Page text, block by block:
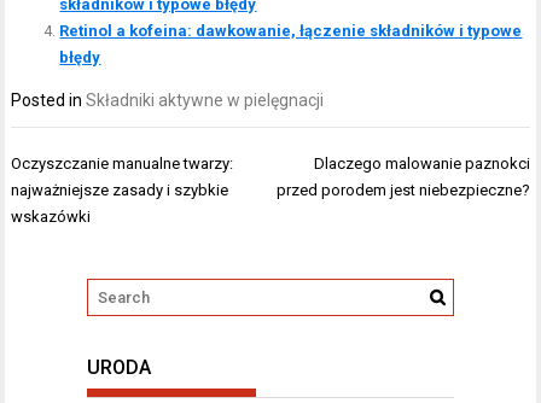
składników i typowe błędy
Retinol a kofeina: dawkowanie, łączenie składników i typowe
błędy
Posted inSkładniki aktywne w pielęgnacji
Nawigacja
wpisu
Oczyszczanie manualne twarzy:
najważniejsze zasady i szybkie
wskazówki
Dlaczego malowanie paznokci
przed porodem jest niebezpieczne?
URODA